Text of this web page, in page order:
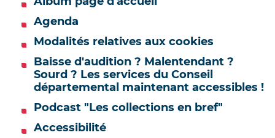
Agenda
Modalités relatives aux cookies
Baisse d'audition ? Malentendant ?
Sourd ? Les services du Conseil
départemental maintenant accessibles !
Podcast "Les collections en bref"
Accessibilité